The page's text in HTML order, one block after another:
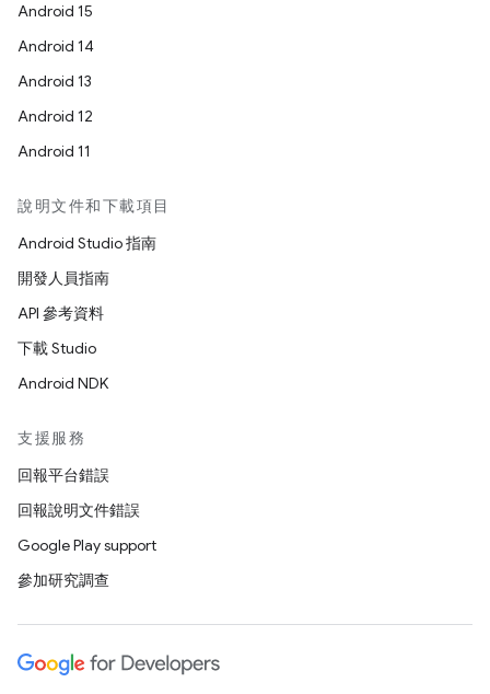
Android 15
Android 14
Android 13
Android 12
Android 11
說明文件和下載項目
Android Studio 指南
開發人員指南
API 參考資料
下載 Studio
Android NDK
支援服務
回報平台錯誤
回報說明文件錯誤
Google Play support
參加研究調查